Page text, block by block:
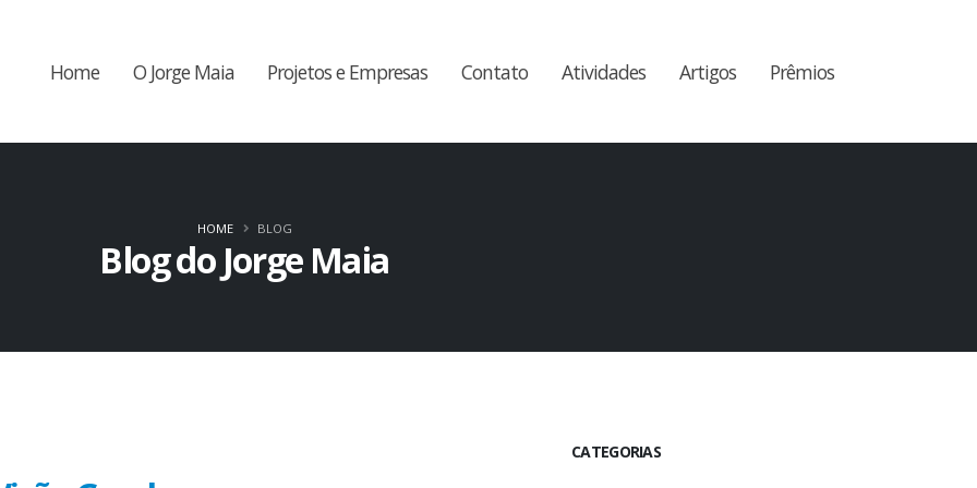
Home O Jorge Maia Projetos e Empresas Contato Atividades Artigos Prêmios
Blog do Jorge Maia
HOME BLOG
CATEGORIAS